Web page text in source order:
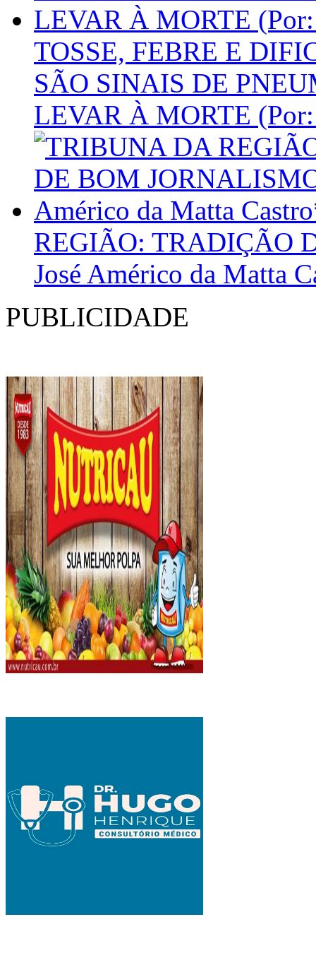
TOSSE, FEBRE E
SÃO SINAIS DE
LEVAR À MORTE (Por:
REGIÃO: TRADIÇÃO
José Américo da Matta
PUBLICIDADE